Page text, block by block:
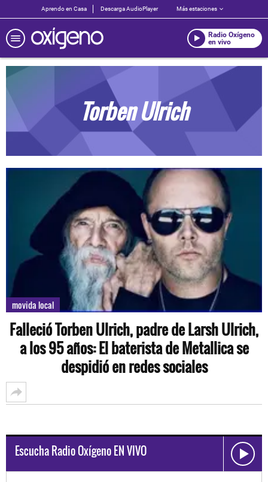
Aprendo en Casa Descarga AudioPlayer Más estaciones
Radio Oxígeno
en vivo
Torben Ulrich
movida local
Falleció Torben Ulrich, padre de Larsh Ulrich,
a los 95 años: El baterista de Metallica se
despidió en redes sociales
Escucha Radio Oxígeno EN VIVO